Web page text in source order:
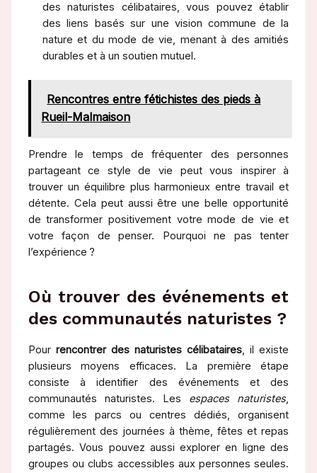
des naturistes célibataires, vous pouvez établir
des liens basés sur une vision commune de la
nature et du mode de vie, menant à des amitiés
durables et à un soutien mutuel.
Rencontres entre fétichistes des pieds à
Rueil-Malmaison
Prendre le temps de fréquenter des personnes
partageant ce style de vie peut vous inspirer à
trouver un équilibre plus harmonieux entre travail et
détente. Cela peut aussi être une belle opportunité
de transformer positivement votre mode de vie et
votre façon de penser. Pourquoi ne pas tenter
l’expérience ?
Où trouver des événements et
des communautés naturistes ?
Pour rencontrer des naturistes célibataires, il existe
plusieurs moyens efficaces. La première étape
consiste à identifier des événements et des
communautés naturistes. Les espaces naturistes,
comme les parcs ou centres dédiés, organisent
régulièrement des journées à thème, fêtes et repas
partagés. Vous pouvez aussi explorer en ligne des
groupes ou clubs accessibles aux personnes seules.